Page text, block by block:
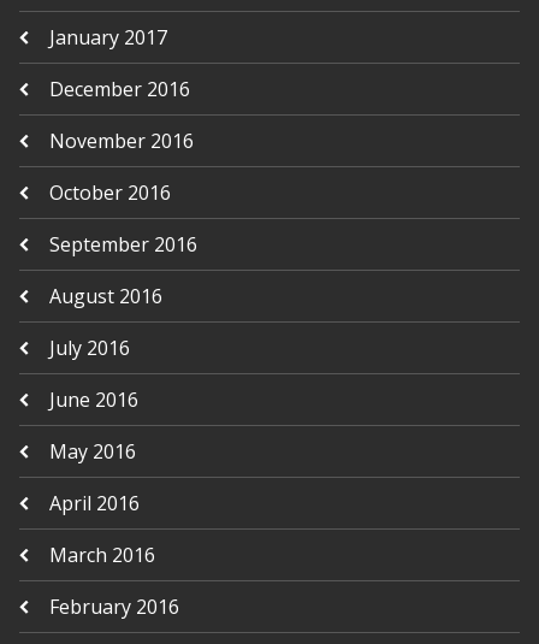
January 2017
December 2016
November 2016
October 2016
September 2016
August 2016
July 2016
June 2016
May 2016
April 2016
March 2016
February 2016